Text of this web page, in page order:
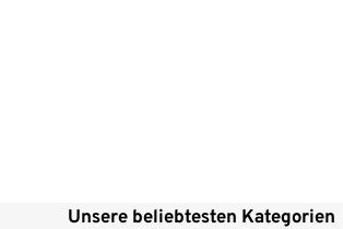
Unsere beliebtesten Kategorien